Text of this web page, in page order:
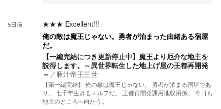
5日前 ★★★ Excellent!!!
俺の敵は魔王じゃない。勇者が泊まった由緒ある宿屋
だ。
【一編完結につき更新停止中】魔王より厄介な地主を
説得します。～異世界転生した地上げ屋の王都再開発
～ ／豚汁帝王三世
【第一編完結】 俺の敵は魔王じゃない。 勇者が泊まる宿屋であ
り、 七千年生きるエルフだ。 王都再開発課用地収用係。 今日も
地主のところへ向かう。